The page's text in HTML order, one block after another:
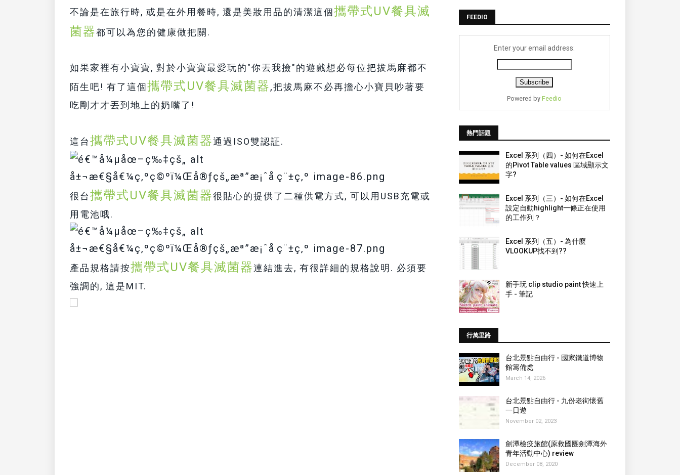
不論是在旅行時, 或是在外用餐時, 還是美妝用品的清潔這個攜帶式UV餐具滅
菌器都可以為您的健康做把關.
如果家裡有小寶寶, 對於小寶寶最愛玩的"你丟我撿"的遊戲想必每位把拔馬麻都不
陌生吧! 有了這個攜帶式UV餐具滅菌器,把拔馬麻不必再擔心小寶貝吵著要
吃剛才才丟到地上的奶嘴了!
這台攜帶式UV餐具滅菌器通過ISO雙認証.
很台攜帶式UV餐具滅菌器很貼心的提供了二種供電方式, 可以用USB充電或
用電池哦.
產品規格請按攜帶式UV餐具滅菌器連結進去, 有很詳細的規格說明. 必須要
強調的, 這是MIT.
FEEDIO
Enter your email address:
Powered byFeedio
熱門話題
Excel 系列（四）- 如何在Excel
的Pivot Table values 區域顯示文
字?
Excel 系列（三）- 如何在Excel
設定自動highlight一條正在使用
的工作列？
Excel 系列（五）- 為什麼
VLOOKUP找不到??
新手玩 clip studio paint 快速上
手 - 筆記
行萬里路
台北景點自由行 - 國家鐵道博物
館籌備處
March 14, 2026
台北景點自由行 - 九份老街懷舊
一日遊
November 02, 2023
劍潭檢疫旅館(原救國團劍潭海外
青年活動中心) review
December 08, 2020